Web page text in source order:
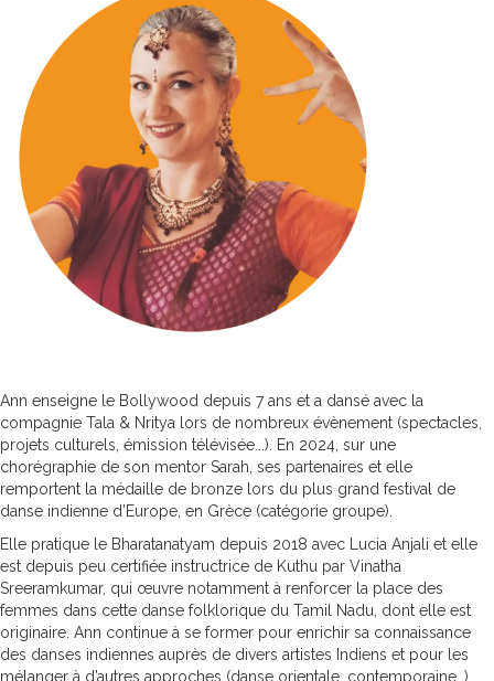
Ann enseigne le Bollywood depuis 7 ans et a dansé avec la
compagnie Tala & Nritya lors de nombreux évènement (spectacles,
projets culturels, émission télévisée...). En 2024, sur une
chorégraphie de son mentor Sarah, ses partenaires et elle
remportent la médaille de bronze lors du plus grand festival de
danse indienne d’Europe, en Grèce (catégorie groupe).
Elle pratique le Bharatanatyam depuis 2018 avec Lucia Anjali et elle
est depuis peu certifiée instructrice de Kuthu par Vinatha
Sreeramkumar, qui œuvre notamment à renforcer la place des
femmes dans cette danse folklorique du Tamil Nadu, dont elle est
originaire. Ann continue à se former pour enrichir sa connaissance
des danses indiennes auprès de divers artistes Indiens et pour les
mélanger à d’autres approches (danse orientale, contemporaine…).